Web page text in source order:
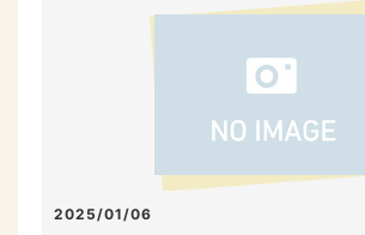
2025/01/06